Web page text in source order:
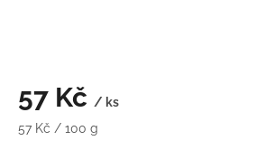
57 Kč / ks
Měrná
57 Kč / 100 g